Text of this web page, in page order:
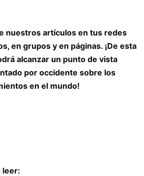
nuestros artículos en tus redes
en grupos y en páginas. ¡De esta
alcanzar un punto de vista
por occidente sobre los
en el mundo!
leer: